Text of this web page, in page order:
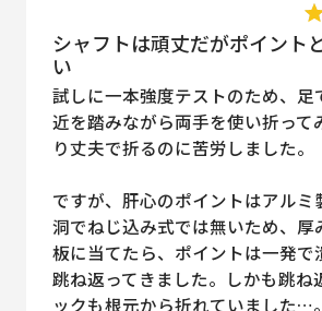
シャフトは頑丈だがポイント
い
試しに一本強度テストのため、足
近を踏みながら両手を使い折って
り丈夫で折るのに苦労しました。
ですが、肝心のポイントはアルミ
洞でねじ込み式では無いため、厚
板に当てたら、ポイントは一発で
跳ね返ってきました。しかも跳ね
ックも根元から折れていました…。